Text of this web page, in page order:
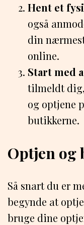
Hent et
også
din
online.
Start med
tilmeldt
og optjene
butikkerne.
Optjen og
Så snart du er
begynde at
bruge dine